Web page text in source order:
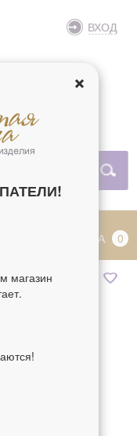
ВХОД
КОРЗИНА 0
магазин